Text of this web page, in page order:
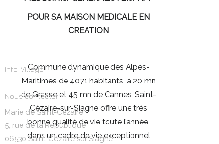
POUR SA MAISON MEDICALE EN
CREATION
Commune dynamique des Alpes-
Maritimes de 4071 habitants, à 20 mn
de Grasse et 45 mn de Cannes, Saint-
Cézaire-sur-Siagne offre une très
bonne qualité de vie toute l’année,
dans un cadre de vie exceptionnel
Info-Village
Nous contacter
Marie de Saint-Cézaire
5, rue de la République
06530 Saint-Cézaire sur Siagne